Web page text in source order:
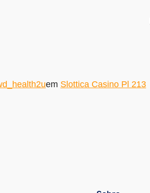
em Slottica Casino Pl 213